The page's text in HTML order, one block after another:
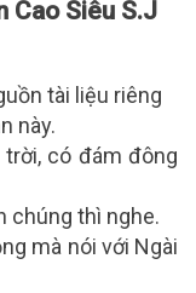
Cao Siêu S.J
tài liệu riêng
này.
có đám đông
chúng thì nghe.
mà nói với Ngài